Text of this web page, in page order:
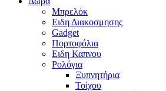
Μπρελόκ
Eιδη Διακοσμησης
Gadget
Πορτοφόλια
Ειδη Καπνου
Ρολόγια
Ξυπνητήρια
Τοίχου